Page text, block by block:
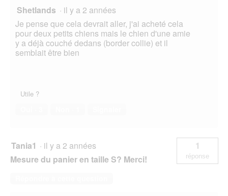
Shetlands · il y a 2 années
Je pense que cela devrait aller, j'ai acheté cela
pour deux petits chiens mais le chien d'une amie
y a déjà couché dedans (border collie) et il
semblait être bien
Utile ?
Tania1 · il y a 2 années
Mesure du panier en taille S? Merci!
1
réponse